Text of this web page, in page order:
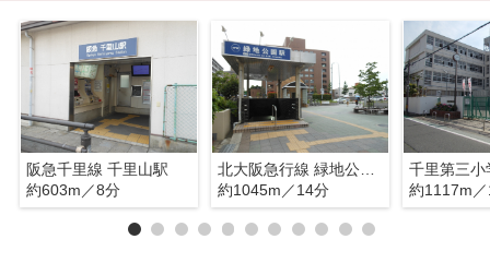
阪急千里線 千里山駅
約603m／8分
北大阪急行線 緑地公園駅
約1045m／14分
千里第三小
約1117m